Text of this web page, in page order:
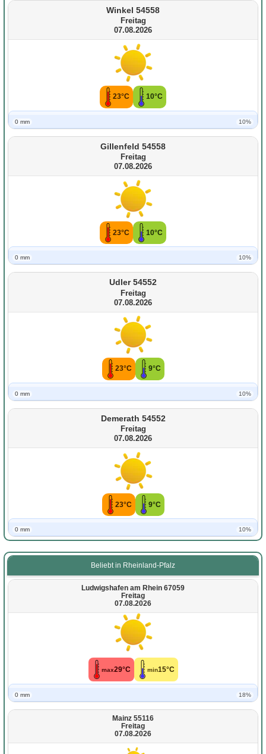
Winkel 54558
Freitag
07.08.2026
23°C 10°C
0 mm 10%
Gillenfeld 54558
Freitag
07.08.2026
23°C 10°C
0 mm 10%
Udler 54552
Freitag
07.08.2026
23°C 9°C
0 mm 10%
Demerath 54552
Freitag
07.08.2026
23°C 9°C
0 mm 10%
Beliebt in Rheinland-Pfalz
Ludwigshafen am Rhein 67059
Freitag
07.08.2026
max29°C min15°C
0 mm 18%
Mainz 55116
Freitag
07.08.2026